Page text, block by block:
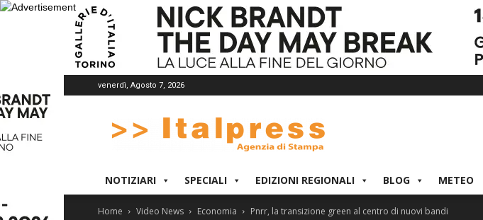
venerdì, Agosto 7, 2026
NOTIZIARI SPECIALI EDIZIONI REGIONALI BLOG METEO
Home Video News Economia Pnrr, la transizione green al centro di nuovi bandi